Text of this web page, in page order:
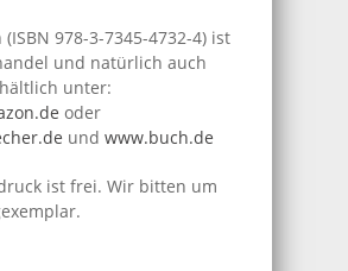
(ISBN 978-3-7345-4732-4) ist
und natürlich auch
unter:
oder
und www.buch.de
ist frei. Wir bitten um